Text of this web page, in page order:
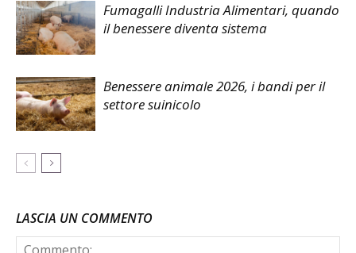
Fumagalli Industria Alimentari, quando
il benessere diventa sistema
Benessere animale 2026, i bandi per il
settore suinicolo
LASCIA UN COMMENTO